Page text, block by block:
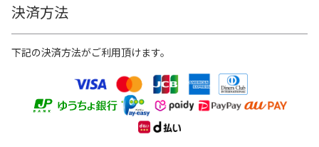
決済方法
下記の決済方法がご利用頂けます。